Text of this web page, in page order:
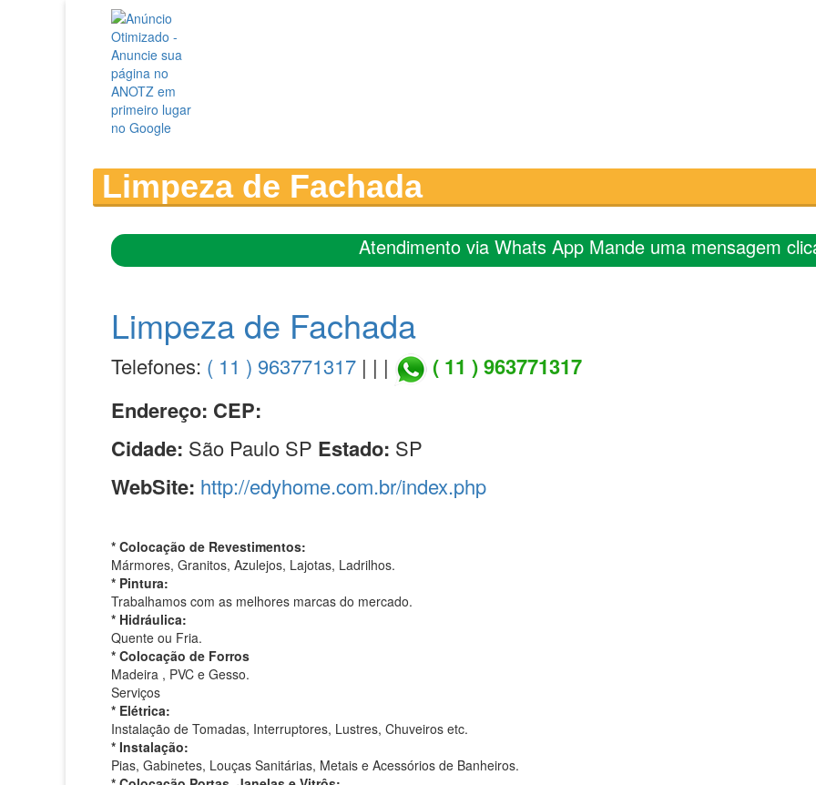
Limpeza de Fachada
Atendimento via Whats App Mande uma mensagem
Limpeza de Fachada
Telefones: ( 11 ) 963771317 | | |
( 11 ) 963771317
Endereço: CEP:
Cidade: São Paulo SP Estado: SP
WebSite: http://edyhome.com.br/index.php
* Colocação de Revestimentos:
Mármores, Granitos, Azulejos, Lajotas, Ladrilhos.
* Pintura:
Trabalhamos com as melhores marcas do mercado.
* Hidráulica:
Quente ou Fria.
* Colocação de Forros
Madeira , PVC e Gesso.
Serviços
* Elétrica:
Instalação de Tomadas, Interruptores, Lustres, Chuveiros etc.
* Instalação:
Pias, Gabinetes, Louças Sanitárias, Metais e Acessórios de Banheiros.